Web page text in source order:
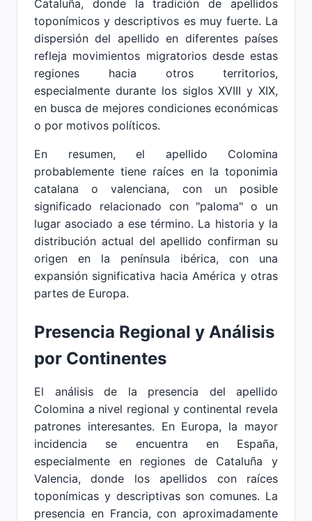
Cataluña, donde la tradición de apellidos
toponímicos y descriptivos es muy fuerte. La
dispersión del apellido en diferentes países
refleja movimientos migratorios desde estas
regiones hacia otros territorios,
especialmente durante los siglos XVIII y XIX,
en busca de mejores condiciones económicas
o por motivos políticos.
En resumen, el apellido Colomina
probablemente tiene raíces en la toponimia
catalana o valenciana, con un posible
significado relacionado con "paloma" o un
lugar asociado a ese término. La historia y la
distribución actual del apellido confirman su
origen en la península ibérica, con una
expansión significativa hacia América y otras
partes de Europa.
Presencia Regional y Análisis
por Continentes
El análisis de la presencia del apellido
Colomina a nivel regional y continental revela
patrones interesantes. En Europa, la mayor
incidencia se encuentra en España,
especialmente en regiones de Cataluña y
Valencia, donde los apellidos con raíces
toponímicas y descriptivas son comunes. La
presencia en Francia, con aproximadamente